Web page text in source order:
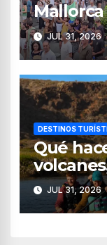
JUL 31, 2026
DESTINOS
Qué
sabores
JUL 31, 2026